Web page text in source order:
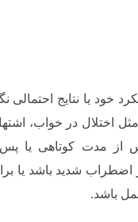
خود یا نتایج احتمالی
اختلال در خواب،
مدت کوتاهی یا پس
اضطراب شدید باشد یا
باشد.